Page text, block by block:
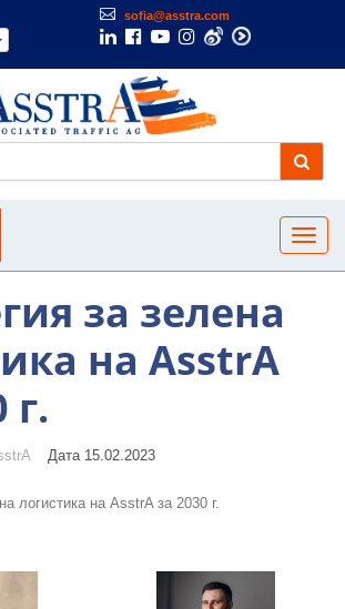
sofia@asstra.com
за зелена
на AsstrA
г.
Дата 15.02.2023